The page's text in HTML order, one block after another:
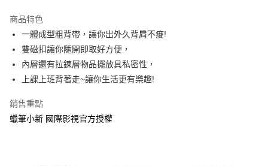
Apple Pay
街口支付
悠遊付
AFTEE先享後付
相關說明
商品特色
一體成型粗背帶，讓你出外久背肩不痠!
雙磁扣讓你隨開即取好方便，
內層還有拉鍊層物品擺放具私密性，
上課上班背著走~讓你生活更有樂趣!
銷售重點
蠟筆小新 國際影視官方授權